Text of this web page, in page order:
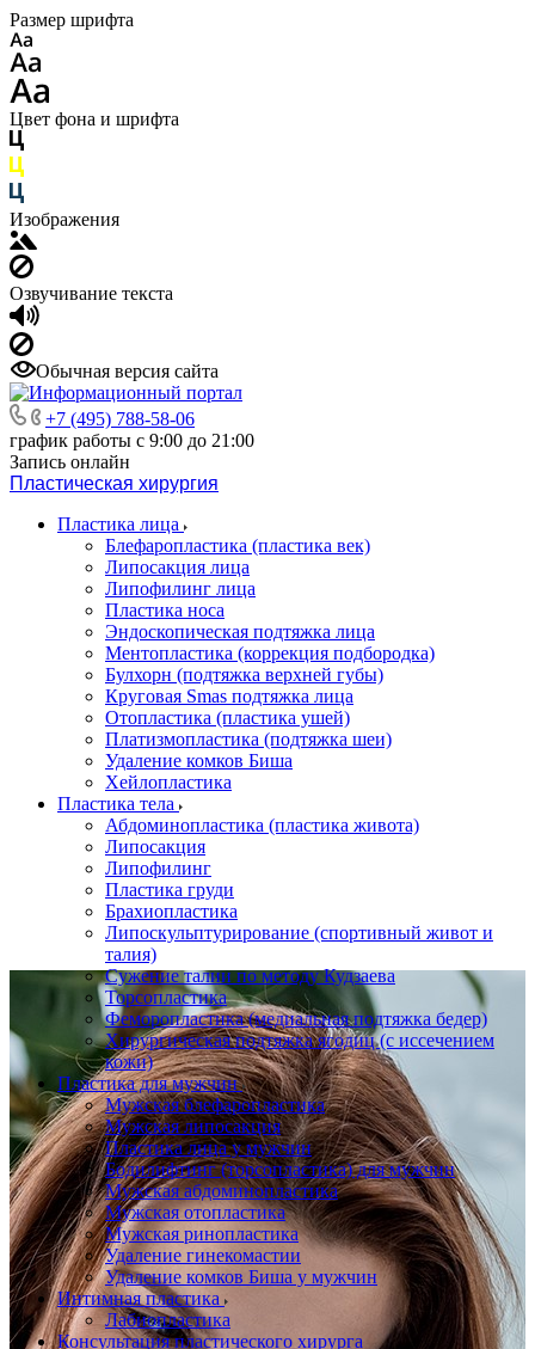
Размер шрифта
Цвет фона и шрифта
Изображения
Озвучивание текста
Обычная версия сайта
+7 (495) 788-58-06
график работы с 9:00 до 21:00
Запись онлайн
Пластическая хирургия
Пластика лица
Блефаропластика (пластика век)
Липосакция лица
Липофилинг лица
Пластика носа
Эндоскопическая подтяжка лица
Ментопластика (коррекция подбородка)
Булхорн (подтяжка верхней губы)
Круговая Smas подтяжка лица
Отопластика (пластика ушей)
Платизмопластика (подтяжка шеи)
Удаление комков Биша
Хейлопластика
Пластика тела
Абдоминопластика (пластика живота)
Липосакция
Липофилинг
Пластика груди
Брахиопластика
Липоскульптурирование (спортивный живот и
талия)
Сужение талии по методу Кудзаева
Торсопластика
Феморопластика (медиальная подтяжка бедер)
Хирургическая подтяжка ягодиц (с иссечением
кожи)
Пластика для мужчин
Мужская блефаропластика
Мужская липосакция
Пластика лица у мужчин
Бодилифтинг (торсопластика) для мужчин
Мужская абдоминопластика
Мужская отопластика
Мужская ринопластика
Удаление гинекомастии
Удаление комков Биша у мужчин
Интимная пластика
Лабиопластика
Консультация пластического хирурга